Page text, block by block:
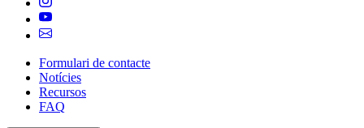
Navegació
principal
Formulari de contacte
Notícies
Recursos
FAQ